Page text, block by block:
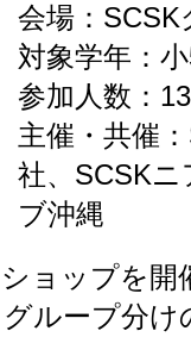
会場：SCSK
対象学年：
参加人数：
主催・共催
社、SCSK
ブ沖縄
ョップを
ループ分